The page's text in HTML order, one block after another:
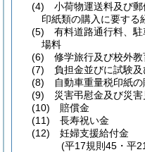
(4)
小荷物運送料及び郵
印紙類の購入に要する
(5)
有料道路通行料、
場料
(6)
修学旅行及び校外
(7)
負担金並びに試験
(8)
自動車重量税印紙
(9)
災害弔慰金及び災害
(10)
賠償金
(11)
長寿祝い金
(12)
妊婦支援給付金
(平17規則45・平